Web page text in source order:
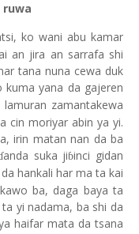
ruwa
ko wani abu kamar
an jira an sarrafa shi
tana nuna cewa duk
kuma yana da gajeren
zamantakewa
cin moriyar abin ya yi.
irin matan nan da ba
anda suka jiɓinci gidan
hankali har ma ta kai
ba, daga baya ta
yi nadama, ba shi da
haifar mata da tsana